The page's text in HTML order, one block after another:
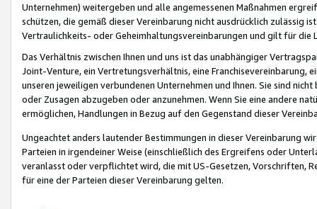
Unternehmen) weitergeben und alle angemessenen Maßnahmen
schützen, die gemäß dieser Vereinbarung nicht ausdrücklich zulässig
Vertraulichkeits- oder Geheimhaltungsvereinbarungen und gilt für die
Das Verhältnis zwischen Ihnen und uns ist das unabhängiger
Joint-Venture, ein Vertretungsverhältnis, eine Franchisevereinbarung,
unseren jeweiligen verbundenen Unternehmen und Ihnen. Sie sind
oder Zusagen abzugeben oder anzunehmen. Wenn Sie eine andere
ermöglichen, Handlungen in Bezug auf den Gegenstand dieser
Ungeachtet anders lautender Bestimmungen in dieser Vereinbarung
Parteien in irgendeiner Weise (einschließlich des Ergreifens oder
veranlasst oder verpflichtet wird, die mit US-Gesetzen, Vorschriften,
für eine der Parteien dieser Vereinbarung gelten.